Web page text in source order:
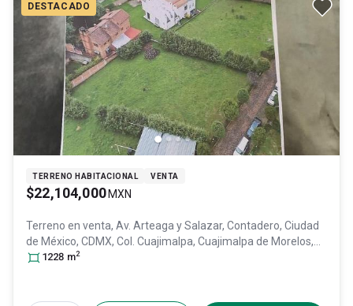
DESTACADO
TERRENO HABITACIONAL VENTA
$22,104,000 MXN
Terreno en venta, Av. Arteaga y Salazar, Contadero, Ciudad
de México, CDMX, Col. Cuajimalpa, Cuajimalpa de Morelos,
DF / CDMX, México
1228 m2